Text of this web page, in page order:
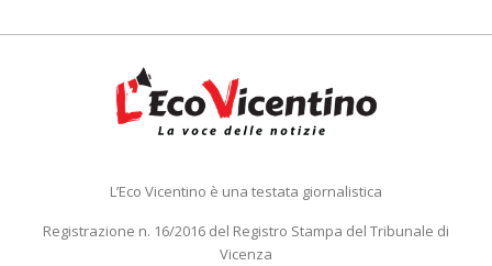
L’Eco Vicentino è una testata giornalistica
Registrazione n. 16/2016 del Registro Stampa del Tribunale di
Vicenza